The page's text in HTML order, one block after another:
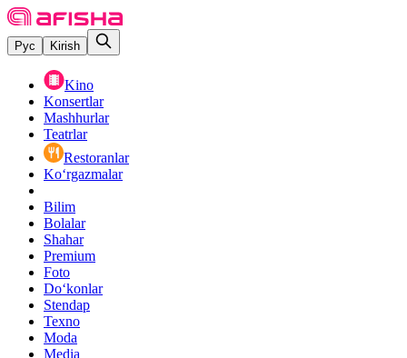
Рус Kirish
Kino
Konsertlar
Mashhurlar
Teatrlar
Restoranlar
Ko‘rgazmalar
Bilim
Bolalar
Shahar
Premium
Foto
Do‘konlar
Stendap
Texno
Moda
Media